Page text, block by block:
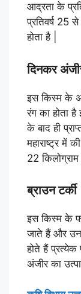
आद्रता के
प्रतिवर्ष 25
होता है |
दिनकर
इस किस्म के
रंग का होता है
के बाद ही
महाराष्ट्र में
22 किलोग्राम
ब्राउन टर्की
इस किस्म के
जाते हैं और
होते हैं प्रत्येक
अंजीर का